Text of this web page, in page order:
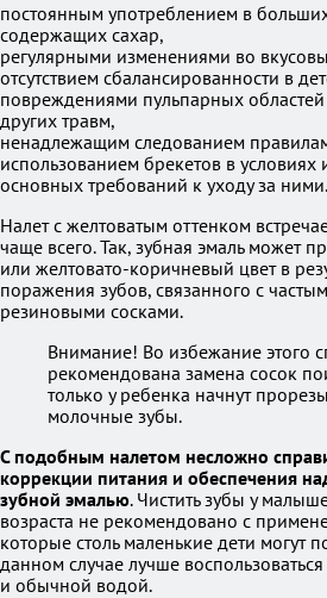
постоянным употреблением в
содержащих сахар,
регулярными изменениями во
отсутствием сбалансированности в
повреждениями пульпарных областей
других травм,
ненадлежащим следованием
использованием брекетов в условиях
основных требований к уходу за ними.
Налет с желтоватым оттенком
чаще всего. Так, зубная эмаль может
или желтовато-коричневый цвет в
поражения зубов, связанного с
резиновыми сосками.
Внимание! Во избежание этого
рекомендована замена сосок
только у ребенка начнут
молочные зубы.
С подобным налетом несложно
коррекции питания и обеспечения
зубной эмалью. Чистить зубы у
возраста не рекомендовано с
которые столь маленькие дети могут
данном случае лучше
и обычной водой.